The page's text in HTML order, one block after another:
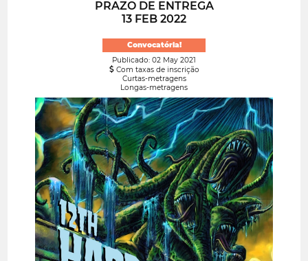
PRAZO DE ENTREGA
13 FEB 2022
Convocatória!
Publicado: 02 May 2021
Com taxas de inscrição
Curtas-metragens
Longas-metragens